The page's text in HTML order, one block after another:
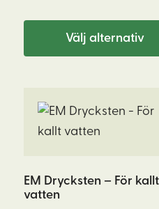
Välj alternativ
alternativen
kan
produktsidan
EM Drycksten – För kallt
vatten